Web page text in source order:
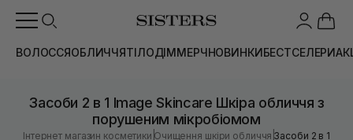
ВОЛОССЯОБЛИЧЧЯТІЛОДІММЕРЧНОВИНКИБЕСТСЕЛЕРИ
Засоби 2 в 1 Image Skincare Шкіра обличчя з
порушеним мікробіомом
Інтернет магазин косметики |Очищення шкіри обличчя |Засоби 2 в 1